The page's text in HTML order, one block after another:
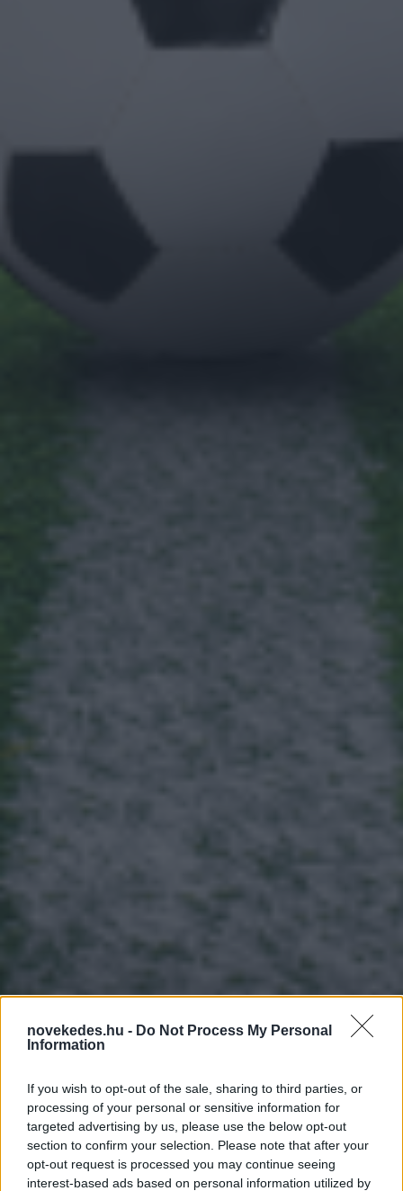
novekedes.hu - Do Not Process My Personal
Information
If you wish to opt-out of the sale, sharing to third parties, or
processing of your personal or sensitive information for
targeted advertising by us, please use the below opt-out
section to confirm your selection. Please note that after your
opt-out request is processed you may continue seeing
interest-based ads based on personal information utilized by
Foci vb 2026: jegyháború,
dinamikus árazás és
globális GDP-növekedés a
104 meccses vb-n